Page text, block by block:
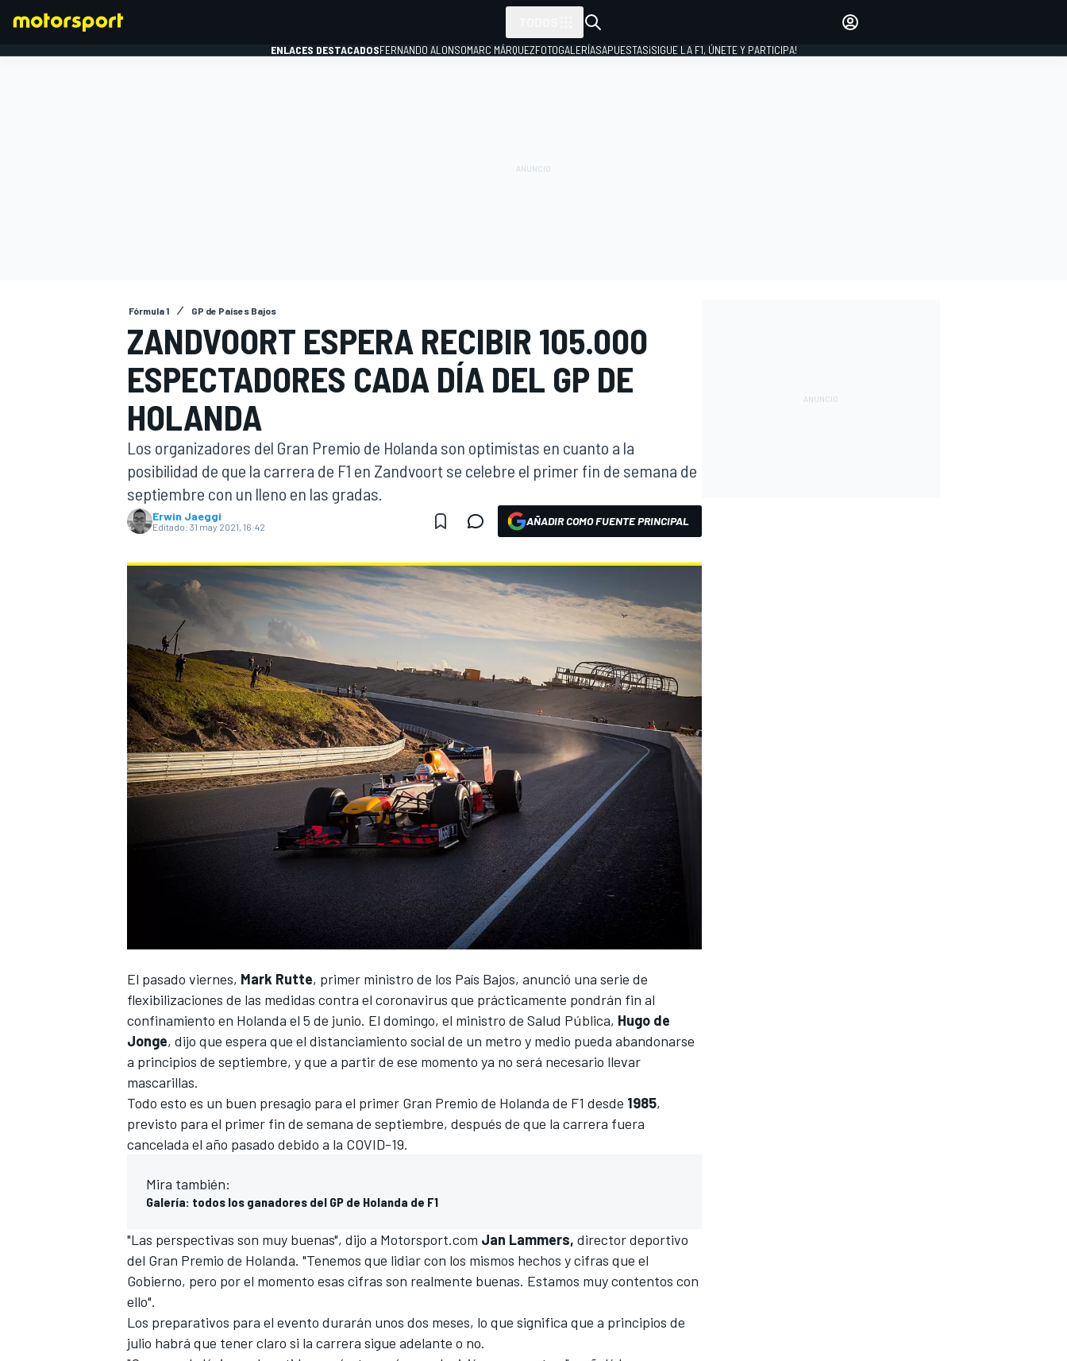
FÓRMULA E
ENLACES DESTACADOSFERNANDO ALONSOMARC MÁRQUEZFOTOGALERÍASAPUESTAS¡SIGUE LA F1, ÚNETE Y PARTICIPA!
Fórmula 1 GP de Países Bajos
ZANDVOORT ESPERA RECIBIR 105.000
ESPECTADORES CADA DÍA DEL GP DE
HOLANDA
Los organizadores del Gran Premio de Holanda son optimistas en cuanto a la
posibilidad de que la carrera de F1 en Zandvoort se celebre el primer fin de semana de
septiembre con un lleno en las gradas.
Erwin Jaeggi
Editado: 31 may 2021, 16:42 AÑADIR COMO FUENTE PRINCIPAL
El pasado viernes, Mark Rutte, primer ministro de los País Bajos, anunció una serie de
flexibilizaciones de las medidas contra el coronavirus que prácticamente pondrán fin al
confinamiento en Holanda el 5 de junio. El domingo, el ministro de Salud Pública, Hugo de
Jonge, dijo que espera que el distanciamiento social de un metro y medio pueda abandonarse
a principios de septiembre, y que a partir de ese momento ya no será necesario llevar
mascarillas.
Todo esto es un buen presagio para el primer Gran Premio de Holanda de F1 desde 1985,
previsto para el primer fin de semana de septiembre, después de que la carrera fuera
cancelada el año pasado debido a la COVID-19.
Mira también:
Galería: todos los ganadores del GP de Holanda de F1
"Las perspectivas son muy buenas", dijo a Motorsport.com Jan Lammers, director deportivo
del Gran Premio de Holanda. "Tenemos que lidiar con los mismos hechos y cifras que el
Gobierno, pero por el momento esas cifras son realmente buenas. Estamos muy contentos con
ello".
Los preparativos para el evento durarán unos dos meses, lo que significa que a principios de
julio habrá que tener claro si la carrera sigue adelante o no.